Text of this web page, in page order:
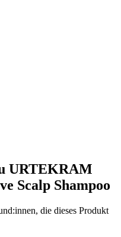
URTEKRAM
Scalp Shampoo
die dieses Produkt